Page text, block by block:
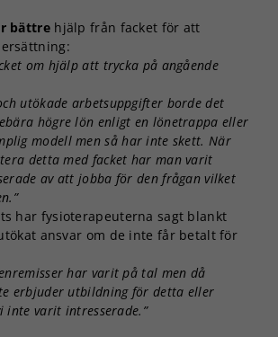
bättrehjälp från facket för att
om hjälp att trycka på angående
utökade arbetsuppgifter borde det
högre lön enligt en lönetrappa eller
modell men så har inte skett. När
detta med facket har man varit
av att jobba för den frågan vilket
har fysioterapeuterna sagt blankt
ansvar om de inte får betalt för
har varit på tal men då
erbjuder utbildning för detta eller
inte varit intresserade.”